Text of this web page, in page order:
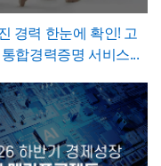
록
필
목표
방
가
족
나도
행
필
, 광
좋습
크리
기
PRO
드
융
경력 한눈에 확인! 고
합경력증명 서비스...